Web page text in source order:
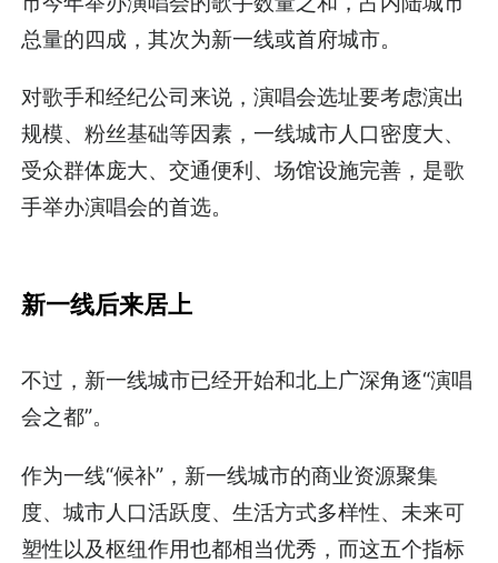
总量的四成，其次为新一线或首府城市。
对歌手和经纪公司来说，演唱会选址要考虑演出
规模、粉丝基础等因素，一线城市人口密度大、
受众群体庞大、交通便利、场馆设施完善，是歌
手举办演唱会的首选。
新一线后来居上
不过，新一线城市已经开始和北上广深角逐“演唱
会之都”。
作为一线“候补”，新一线城市的商业资源聚集
度、城市人口活跃度、生活方式多样性、未来可
塑性以及枢纽作用也都相当优秀，而这五个指标